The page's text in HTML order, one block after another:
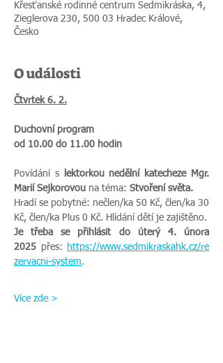
Křesťanské rodinné centrum Sedmikráska, 4,
Zieglerova 230, 500 03 Hradec Králové,
Česko
O události
Čtvrtek 6. 2.
Duchovní program
od 10.00 do 11.00 hodin
Povídání s
lektorkou nedělní katecheze Mgr.
Marií Sejkorovou na téma: Stvoření světa.
Hradí se pobytné: nečlen/ka 50 Kč, člen/ka 30
Kč, člen/ka Plus 0 Kč. Hlídání dětí je zajištěno.
Je třeba se přihlásit do úterý 4. února
2025 přes:
https://www.sedmikraskahk.cz/re
zervacni-system.
Více zde >